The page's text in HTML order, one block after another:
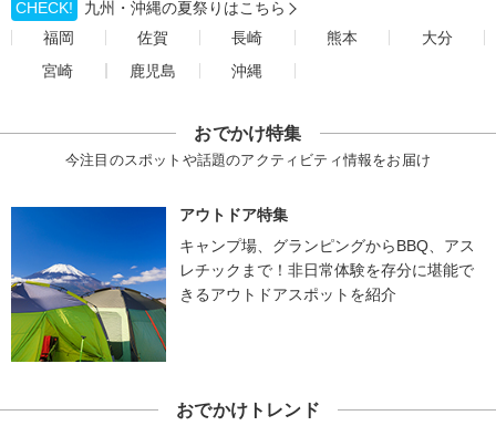
CHECK!
九州・沖縄の夏祭りはこちら
福岡
佐賀 長崎 熊本
大分
宮崎
鹿児島 沖縄
おでかけ特集
今注目のスポットや話題のアクティビティ情報をお届け
アウトドア特集
キャンプ場、グランピングからBBQ、アス
レチックまで！非日常体験を存分に堪能で
きるアウトドアスポットを紹介
おでかけトレンド